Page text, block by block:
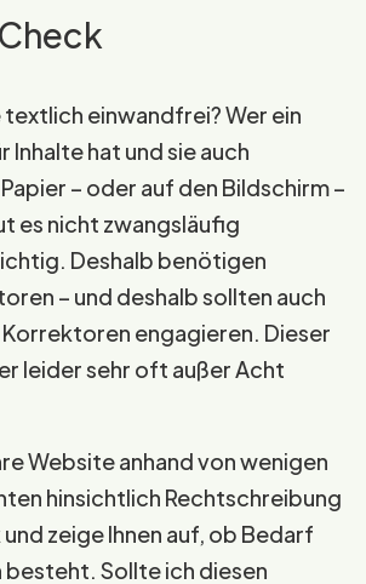
textlich einwandfrei? Wer ein
Inhalte hat und sie auch
– oder auf den Bildschirm –
es nicht zwangsläufig
Deshalb benötigen
– und deshalb sollten auch
engagieren. Dieser
leider sehr oft außer Acht
Website anhand von wenigen
hinsichtlich Rechtschreibung
zeige Ihnen auf, ob Bedarf
Sollte ich diesen